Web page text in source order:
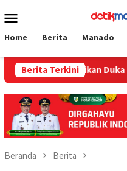
ke
Mobile
Home Berita Manado
Berita Terkini
Sampaikan Duka dan
Beranda Berita